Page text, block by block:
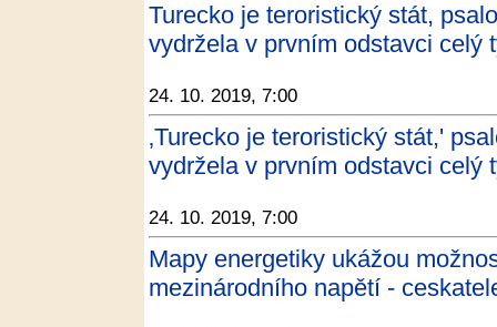
Turecko je teroristický stát,
vydržela v prvním odstavci celý
24. 10. 2019, 7:00
‚Turecko je teroristický stát,'
vydržela v prvním odstavci celý
24. 10. 2019, 7:00
Mapy energetiky ukážou
mezinárodního napětí -